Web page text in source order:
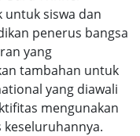
untuk siswa dan
penerus bangsa
yang
tambahan untuk
yang diawali
mengunakan
keseluruhannya.